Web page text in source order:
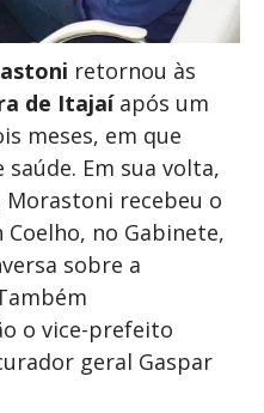
retornou às
de Itajaíapós um
meses, em que
Em sua volta,
recebeu o
no Gabinete,
sobre a
o vice-prefeito
geral Gaspar